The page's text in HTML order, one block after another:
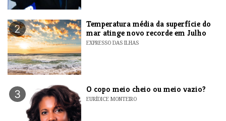
2
Temperatura média da superfície do
mar atinge novo recorde em Julho
EXPRESSO DAS ILHAS
3 O copo meio cheio ou meio vazio?
EURÍDICE MONTEIRO